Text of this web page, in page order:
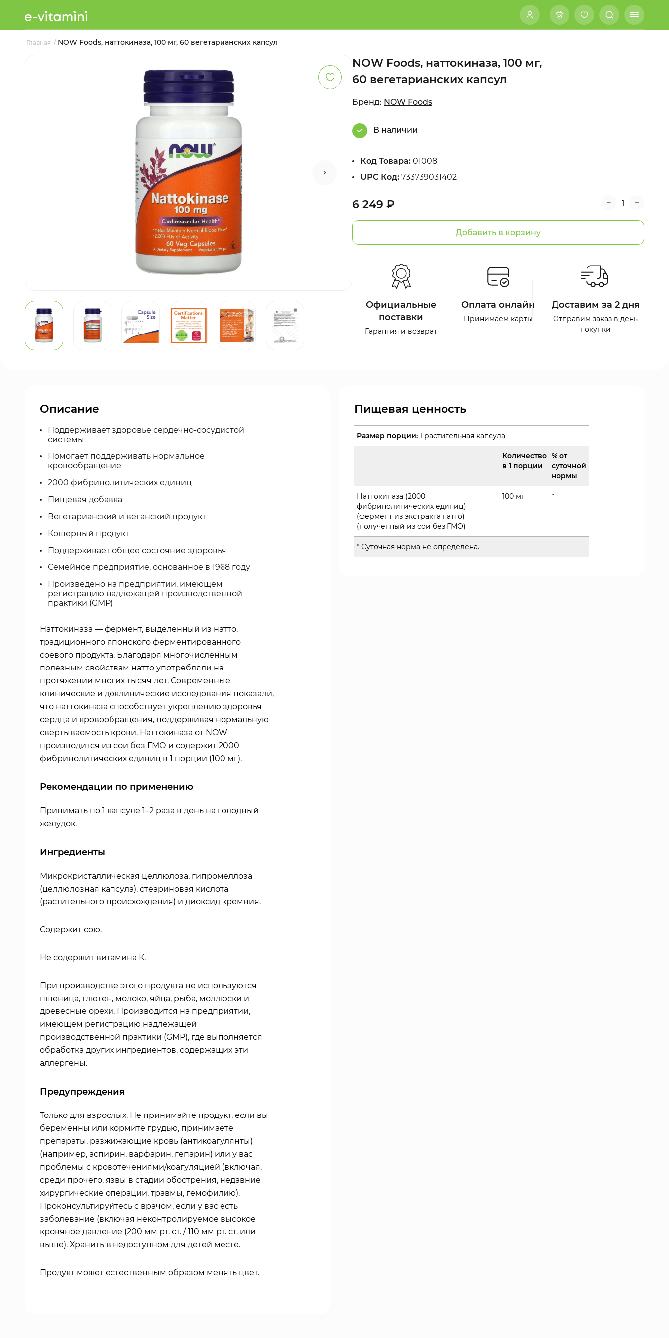
Главная / NOW Foods, наттокиназа, 100 мг, 60 вегетарианских капсул
NOW Foods, наттокиназа, 100 мг,
60 вегетарианских капсул
6 249 ₽
Добавить в корзину
Бренд: NOW Foods
В наличии
Код Товара: 01008
UPC Код: 733739031402
Официальные
поставки
Гарантия и возврат
Оплата онлайн
Принимаем карты
Доставим за 2 дня
Отправим заказ в день
покупки
Описание
Поддерживает здоровье сердечно-сосудистой
системы
Помогает поддерживать нормальное
кровообращение
2000 фибринолитических единиц
Пищевая добавка
Вегетарианский и веганский продукт
Кошерный продукт
Поддерживает общее состояние здоровья
Семейное предприятие, основанное в 1968 году
Произведено на предприятии, имеющем
регистрацию надлежащей производственной
практики (GMP)
Наттокиназа — фермент, выделенный из натто,
традиционного японского ферментированного
соевого продукта. Благодаря многочисленным
полезным свойствам натто употребляли на
протяжении многих тысяч лет. Современные
клинические и доклинические исследования показали,
что наттокиназа способствует укреплению здоровья
сердца и кровообращения, поддерживая нормальную
свертываемость крови. Наттокиназа от NOW
производится из сои без ГМО и содержит 2000
фибринолитических единиц в 1 порции (100 мг).
Рекомендации по применению
Принимать по 1 капсуле 1–2 раза в день на голодный
желудок.
Ингредиенты
Микрокристаллическая целлюлоза, гипромеллоза
(целлюлозная капсула), стеариновая кислота
(растительного происхождения) и диоксид кремния.
Содержит сою.
Не содержит витамина К.
При производстве этого продукта не используются
пшеница, глютен, молоко, яйца, рыба, моллюски и
древесные орехи. Производится на предприятии,
имеющем регистрацию надлежащей
производственной практики (GMP), где выполняется
обработка других ингредиентов, содержащих эти
аллергены.
Предупреждения
Только для взрослых. Не принимайте продукт, если вы
беременны или кормите грудью, принимаете
препараты, разжижающие кровь (антикоагулянты)
(например, аспирин, варфарин, гепарин) или у вас
проблемы с кровотечениями/коагуляцией (включая,
среди прочего, язвы в стадии обострения, недавние
хирургические операции, травмы, гемофилию).
Проконсультируйтесь с врачом, если у вас есть
заболевание (включая неконтролируемое высокое
кровяное давление (200 мм рт. ст. / 110 мм рт. ст. или
выше). Хранить в недоступном для детей месте.
Продукт может естественным образом менять цвет.
Пищевая ценность
Размер порции: 1 растительная капсула
Количество
в 1 порции
% от
суточной
нормы
Наттокиназа (2000
фибринолитических единиц)
(фермент из экстракта натто)
(полученный из сои без ГМО)
100 мг *
* Суточная норма не определена.